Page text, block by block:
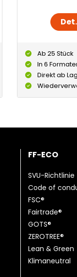
Ab 25 Stück
In 6 Formaten
Direkt ab
Wiederverwendbar
FF-ECO
SVU-Richtlinie
Code of
FSC®
Fairtrade®
GOTS®
ZEROTREE®
Lean & Green
Klimaneutral